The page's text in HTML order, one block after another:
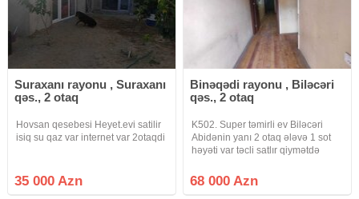
Suraxanı rayonu , Suraxanı
qəs., 2 otaq
Hovsan qesebesi Heyet.evi satilir
isiq su qaz var internet var 2otaqdi
35 000 Azn
Binəqədi rayonu , Biləcəri
qəs., 2 otaq
K502. Super təmirli ev Biləcəri
Abidənin yanı 2 otaq ələvə 1 sot
həyəti var təcli satlır qiymətdə
baxmaq olar ciraq əmlak kanalına
abunə olun bütün vidyalar sizə
68 000 Azn